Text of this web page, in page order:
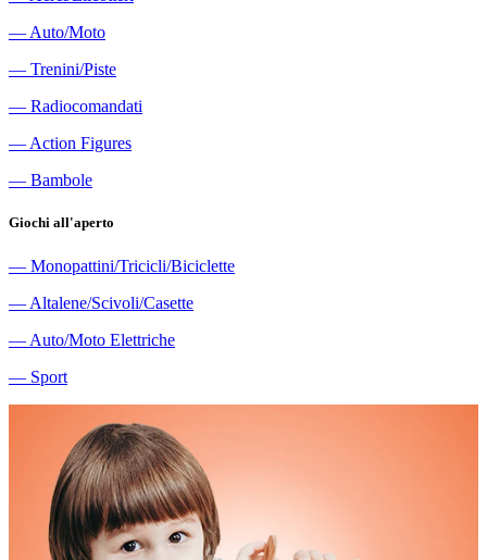
― Auto/Moto
― Trenini/Piste
― Radiocomandati
― Action Figures
― Bambole
Giochi all'aperto
― Monopattini/Tricicli/Biciclette
― Altalene/Scivoli/Casette
― Auto/Moto Elettriche
― Sport